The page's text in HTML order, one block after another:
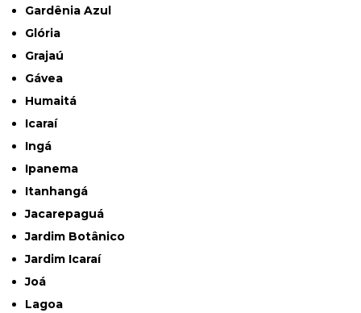
Gardênia Azul
Glória
Grajaú
Gávea
Humaitá
Icaraí
Ingá
Ipanema
Itanhangá
Jacarepaguá
Jardim Botânico
Jardim Icaraí
Joá
Lagoa